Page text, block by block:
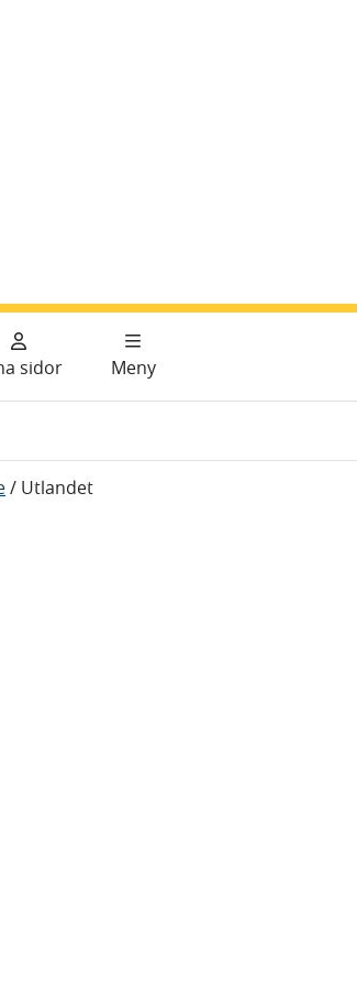
sidor Meny
/ Utlandet